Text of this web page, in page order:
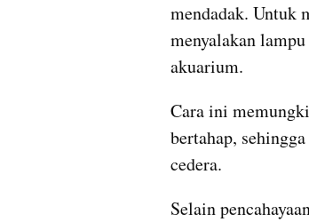
mendadak. Untuk
menyalakan
akuarium.
Cara ini
bertahap,
cedera.
Selain